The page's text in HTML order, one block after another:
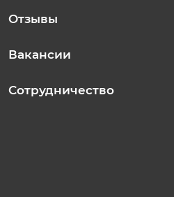
Отзывы
Вакансии
Сотрудничество